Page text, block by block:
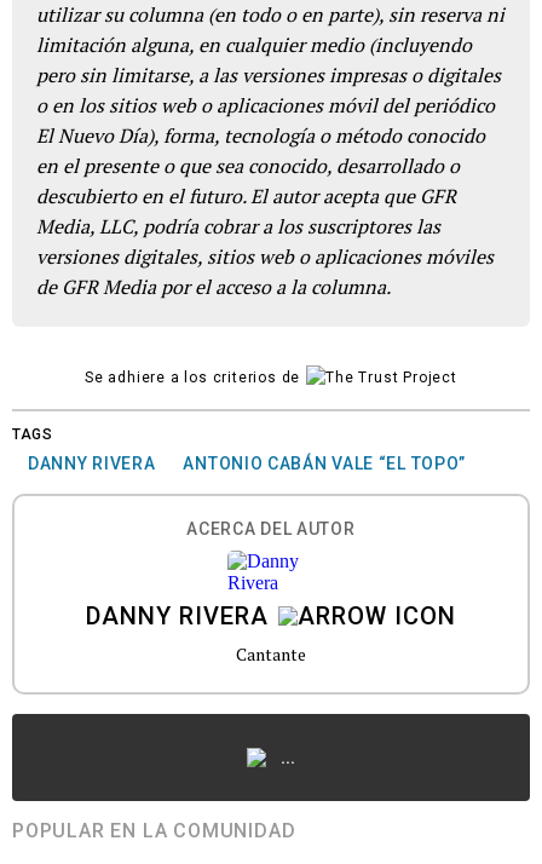
utilizar su columna (en todo o en parte), sin reserva ni
limitación alguna, en cualquier medio (incluyendo
pero sin limitarse, a las versiones impresas o digitales
o en los sitios web o aplicaciones móvil del periódico
El Nuevo Día), forma, tecnología o método conocido
en el presente o que sea conocido, desarrollado o
descubierto en el futuro. El autor acepta que GFR
Media, LLC, podría cobrar a los suscriptores las
versiones digitales, sitios web o aplicaciones móviles
de GFR Media por el acceso a la columna.
Se adhiere a los criterios de
TAGS
DANNY RIVERA ANTONIO CABÁN VALE “EL TOPO”
ACERCA DEL AUTOR
DANNY RIVERA
Cantante
...
POPULAR EN LA COMUNIDAD